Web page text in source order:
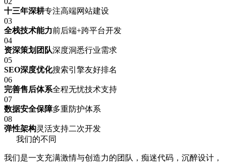
十三年深耕专注高端网站建设
03
全栈技术能力前后端+跨平台开发
04
资深策划团队深度洞悉行业需求
05
SEO深度优化搜索引擎友好排名
06
完善售后体系全程无忧技术支持
07
数据安全保障多重防护体系
08
弹性架构灵活支持二次开发
我们的不同
我们是一支充满激情与创造力的团队，痴迷代码，沉醉设计，